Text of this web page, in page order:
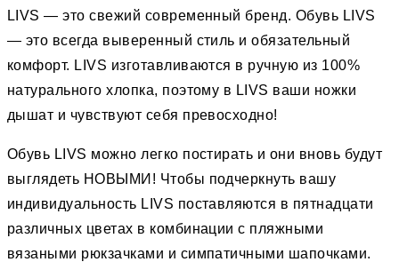
LIVS — это свежий современный бренд. Обувь LIVS
— это всегда выверенный стиль и обязательный
комфорт. LIVS изготавливаются в ручную из 100%
натурального хлопка, поэтому в LIVS ваши ножки
дышат и чувствуют себя превосходно!
Обувь LIVS можно легко постирать и они вновь будут
выглядеть НОВЫМИ! Чтобы подчеркнуть вашу
индивидуальность LIVS поставляются в пятнадцати
различных цветах в комбинации с пляжными
вязаными рюкзачками и симпатичными шапочками.